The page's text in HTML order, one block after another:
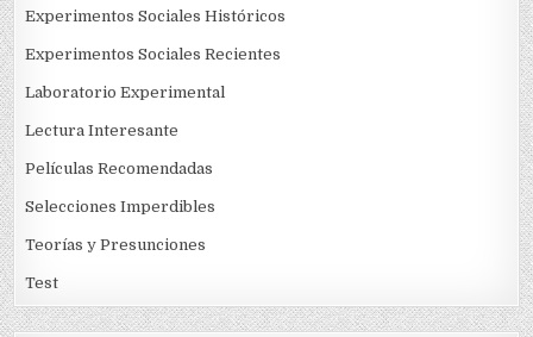
Experimentos Sociales Históricos
Experimentos Sociales Recientes
Laboratorio Experimental
Lectura Interesante
Películas Recomendadas
Selecciones Imperdibles
Teorías y Presunciones
Test